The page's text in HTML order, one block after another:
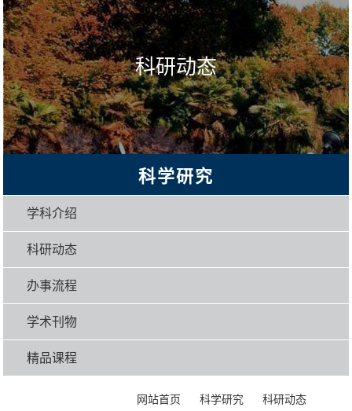
科研动态
科学研究
学科介绍
科研动态
办事流程
学术刊物
精品课程
网站首页 科学研究 科研动态